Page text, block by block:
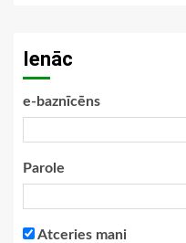
Ienāc
e-baznīcēns
Parole
Atceries mani